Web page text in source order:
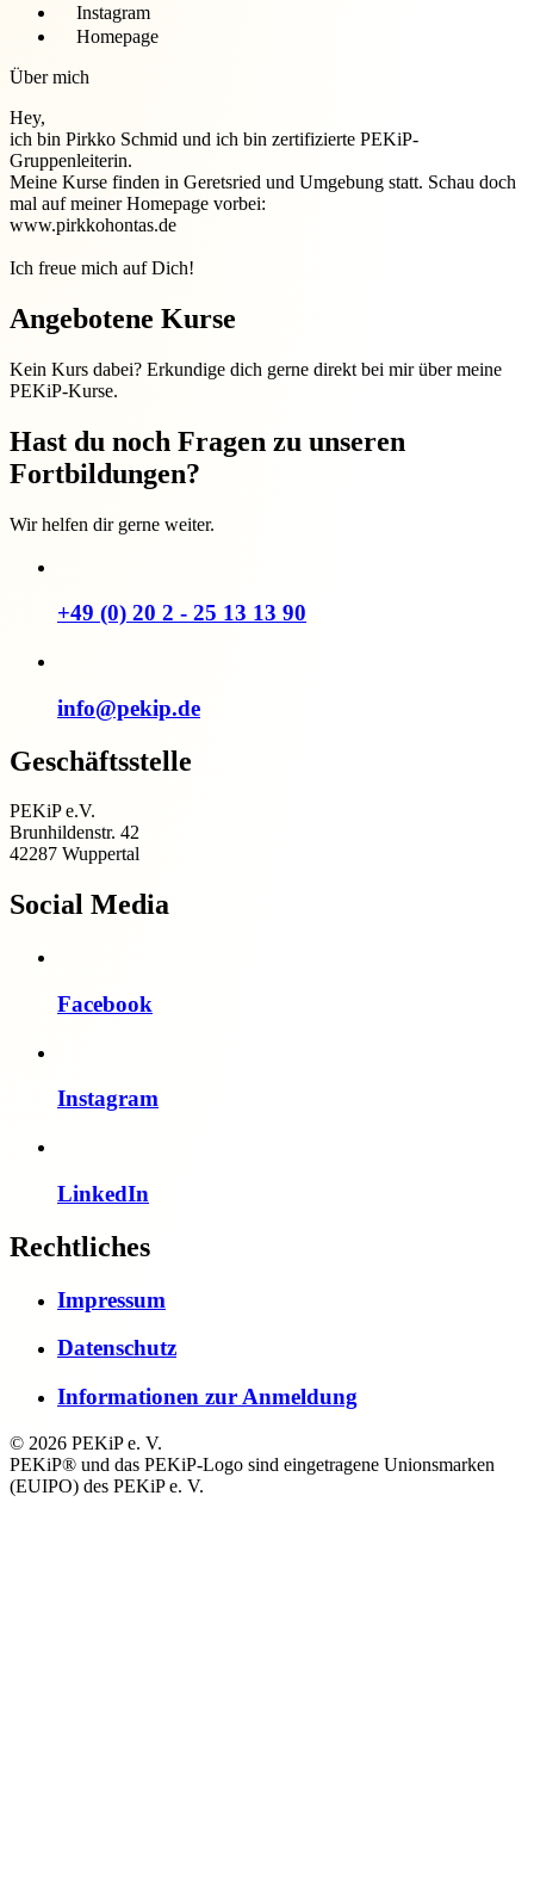
Instagram
Homepage
Über mich
Hey,
ich bin Pirkko Schmid und ich bin zertifizierte PEKiP-
Gruppenleiterin.
Meine Kurse finden in Geretsried und Umgebung statt. Schau doch
mal auf meiner Homepage vorbei:
www.pirkkohontas.de
Ich freue mich auf Dich!
Angebotene Kurse
Kein Kurs dabei? Erkundige dich gerne direkt bei mir über meine
PEKiP-Kurse.
Hast du noch Fragen zu unseren
Fortbildungen?
Wir helfen dir gerne weiter.
+49 (0) 20 2 - 25 13 13 90
info@pekip.de
Geschäftsstelle
PEKiP e.V.
Brunhildenstr. 42
42287 Wuppertal
Social Media
Facebook
Instagram
LinkedIn
Rechtliches
Impressum
Datenschutz
Informationen zur Anmeldung
© 2026 PEKiP e. V.
PEKiP® und das PEKiP-Logo sind eingetragene Unionsmarken
(EUIPO) des PEKiP e. V.